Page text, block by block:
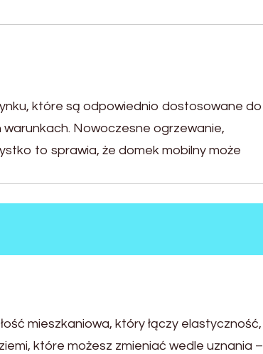
które są odpowiednio dostosowane do
Nowoczesne ogrzewanie,
to sprawia, że domek mobilny może
mieszkaniowa, który łączy elastyczność,
które możesz zmieniać wedle uznania –